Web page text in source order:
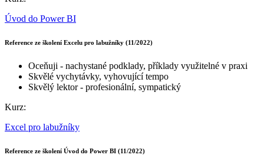
Úvod do Power BI
Reference ze školení Excelu pro labužníky (11/2022)
Oceňuji - nachystané podklady, příklady využitelné v praxi
Skvělé vychytávky, vyhovující tempo
Skvělý lektor - profesionální, sympatický
Kurz:
Excel pro labužníky
Reference ze školení Úvod do Power BI (11/2022)